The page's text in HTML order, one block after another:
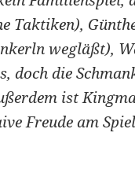
Taktiken),
wegläßt),
doch die
ist
Freude am